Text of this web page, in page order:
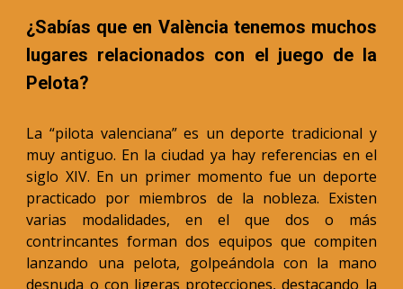
¿Sabías que en València tenemos muchos
lugares relacionados con el juego de la
Pelota?
La “pilota valenciana” es un deporte tradicional y
muy antiguo. En la ciudad ya hay referencias en el
siglo XIV. En un primer momento fue un deporte
practicado por miembros de la nobleza. Existen
varias modalidades, en el que dos o más
contrincantes forman dos equipos que compiten
lanzando una pelota, golpeándola con la mano
desnuda o con ligeras protecciones, destacando la